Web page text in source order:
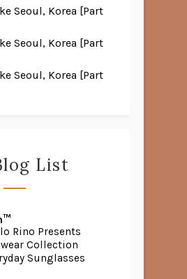
Seoul, Korea [Part
Seoul, Korea [Part
Seoul, Korea [Part
List
Rino Presents
Collection
Sunglasses